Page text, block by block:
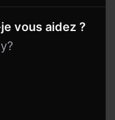
vous aidez ?